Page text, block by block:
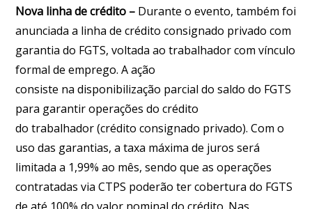
Nova linha de crédito – Durante o evento, também foi
anunciada a linha de crédito consignado privado com
garantia do FGTS, voltada ao trabalhador com vínculo
formal de emprego. A ação
consiste na disponibilização parcial do saldo do FGTS
para garantir operações do crédito
do trabalhador (crédito consignado privado). Com o
uso das garantias, a taxa máxima de juros será
limitada a 1,99% ao mês, sendo que as operações
contratadas via CTPS poderão ter cobertura do FGTS